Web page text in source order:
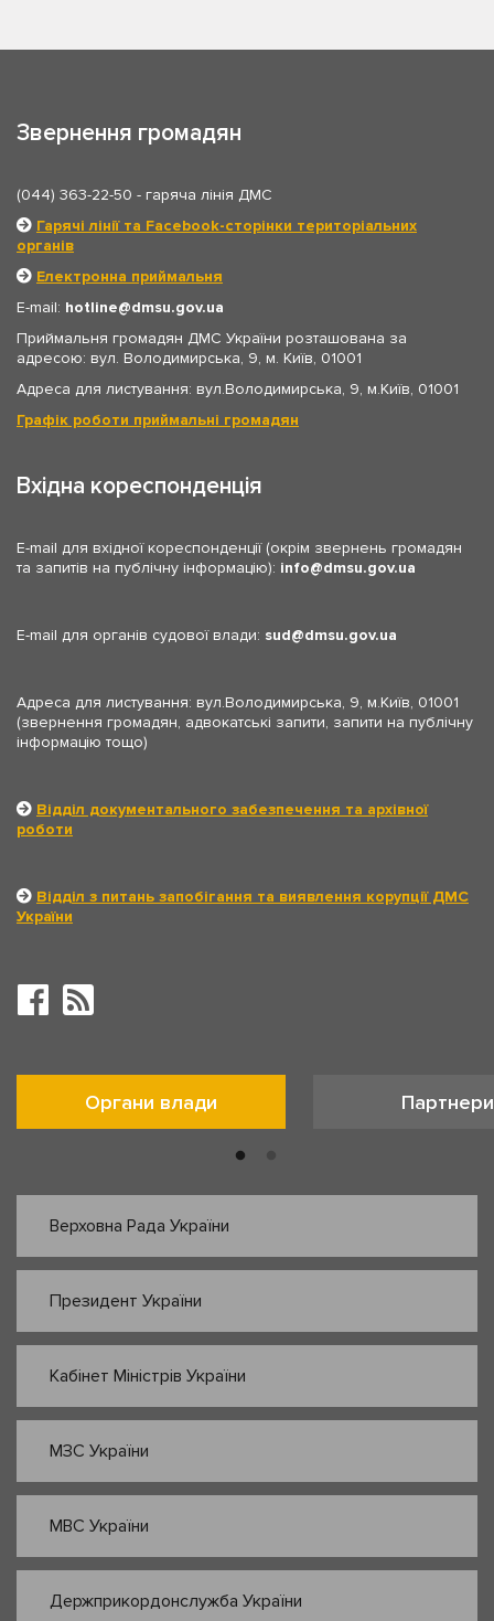
Звернення громадян
(044) 363-22-50 - гаряча лінія ДМС
Гарячі лінії та Facebook-сторінки територіальних
органів
Електронна приймальня
E-mail: hotline
dmsu.gov.ua
Приймальня громадян ДМС України розташована за
адресою: вул. Володимирська, 9, м. Київ, 01001
Адреса для листування: вул.Володимирська, 9, м.Київ, 01001
Графік роботи приймальні громадян
Вхідна кореспонденція
E-mail для вхідної кореспонденції (окрім звернень громадян
та запитів на публічну інформацію): info dmsu.gov.ua
E-mail для органів судової влади: sud dmsu.gov.ua
Адреса для листування: вул.Володимирська, 9, м.Київ, 01001
(звернення громадян, адвокатські запити, запити на публічну
інформацію тощо)
Відділ документального забезпечення та архівної
роботи
Відділ з питань запобігання та виявлення корупції ДМС
України
Органи влади Партнери
Верховна Рада України
Президент України
Кабінет Міністрів України
МЗС України
МВС України
Держприкордонслужба України